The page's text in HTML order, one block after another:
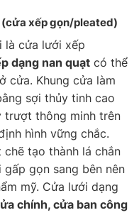
(cửa xếp gọn/pleated)
là cửa lưới xếp
dạng nan quạt có thể
cửa. Khung cửa làm
sợi thủy tinh cao
trượt thông minh trên
hình vững chắc.
tạo thành lá chắn
gọn sang bên nên
mỹ. Cửa lưới dạng
chính, cửa ban công